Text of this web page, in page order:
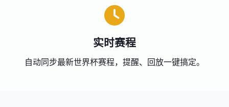
实时赛程
自动同步最新世界杯赛程，提醒、回放一键搞定。